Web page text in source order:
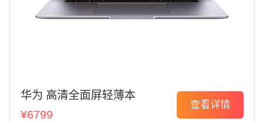
华为 高清全面屏轻薄本
¥6799
查看详情